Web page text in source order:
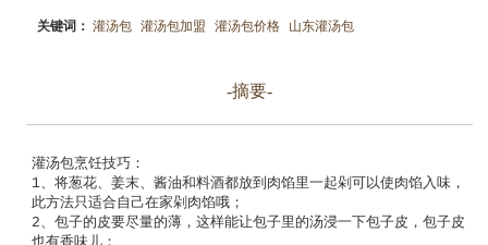
关键词：灌汤包 灌汤包加盟 灌汤包价格 山东灌汤包
-摘要-
灌汤包烹饪技巧：
1、将葱花、姜末、酱油和料酒都放到肉馅里一起剁可以使肉馅入味，
此方法只适合自己在家剁肉馅哦；
2、包子的皮要尽量的薄，这样能让包子里的汤浸一下包子皮，包子皮